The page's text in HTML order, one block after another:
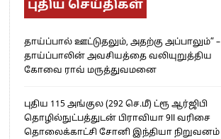
புதிய செய்திகள்
தாய்ப்பால் ஊட்டுதலும், அதற்கு அப்பாலும்” –
தாய்ப்பாலின் அவசியத்தை வலியுறுத்திய
கோவை ராவ் மருத்துவமனை
புதிய 115 அங்குல (292 செ.மீ) ட்ரூ ஆர்ஜிபி
தொழில்நுட்பத்துடன் பிராவியா 9II வரிசை
தொலைக்காட்சி சோனி இந்தியா நிறுவனம்